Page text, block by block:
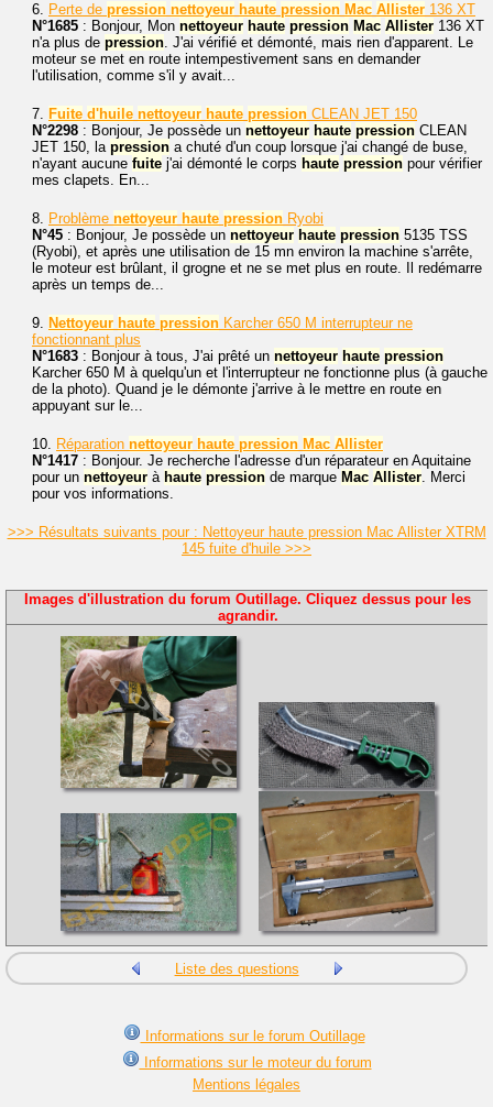
6. Perte de pression nettoyeur haute pression Mac Allister 136 XT
N°1685 : Bonjour, Mon nettoyeur haute pression Mac Allister 136 XT
n'a plus de pression. J'ai vérifié et démonté, mais rien d'apparent. Le
moteur se met en route intempestivement sans en demander
l'utilisation, comme s'il y avait...
7. Fuite d'huile nettoyeur haute pression CLEAN JET 150
N°2298 : Bonjour, Je possède un nettoyeur haute pression CLEAN
JET 150, la pression a chuté d'un coup lorsque j'ai changé de buse,
n'ayant aucune fuite j'ai démonté le corps haute pression pour vérifier
mes clapets. En...
8. Problème nettoyeur haute pression Ryobi
N°45 : Bonjour, Je possède un nettoyeur haute pression 5135 TSS
(Ryobi), et après une utilisation de 15 mn environ la machine s'arrête,
le moteur est brûlant, il grogne et ne se met plus en route. Il redémarre
après un temps de...
9. Nettoyeur haute pression Karcher 650 M interrupteur ne
fonctionnant plus
N°1683 : Bonjour à tous, J'ai prêté un nettoyeur haute pression
Karcher 650 M à quelqu'un et l'interrupteur ne fonctionne plus (à gauche
de la photo). Quand je le démonte j'arrive à le mettre en route en
appuyant sur le...
10. Réparation nettoyeur haute pression Mac Allister
N°1417 : Bonjour. Je recherche l'adresse d'un réparateur en Aquitaine
pour un nettoyeur à haute pression de marque Mac Allister. Merci
pour vos informations.
>>> Résultats suivants pour : Nettoyeur haute pression Mac Allister XTRM
145 fuite d'huile >>>
Images d'illustration du forum Outillage. Cliquez dessus pour les
agrandir.
Liste des questions
Informations sur le forum Outillage
Informations sur le moteur du forum
Mentions légales